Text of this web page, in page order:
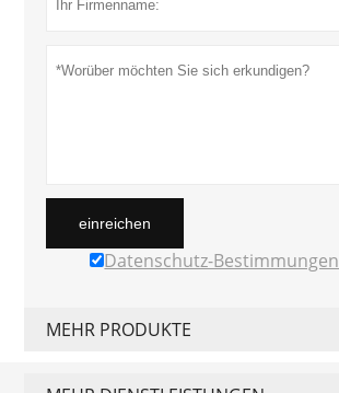
einreichen
Datenschutz-Bestimmungen
MEHR PRODUKTE